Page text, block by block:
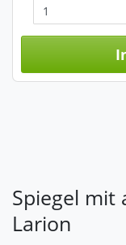
Spiegel mit
Larion